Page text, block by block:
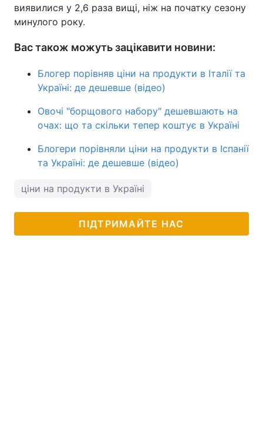
виявилися у 2,6 раза вищі, ніж на початку сезону
минулого року.
Вас також можуть зацікавити новини:
Блогер порівняв ціни на продукти в Італії та
Україні: де дешевше (відео)
Овочі "борщового набору" дешевшають на
очах: що та скільки тепер коштує в Україні
Блогери порівняли ціни на продукти в Іспанії
та Україні: де дешевше (відео)
ціни на продукти в Україні
ПІДТРИМАЙТЕ НАС